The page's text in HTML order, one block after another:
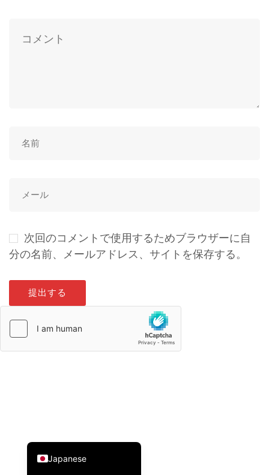
次回のコメントで使用するためブラウザーに自
分の名前、メールアドレス、サイトを保存する。
Japanese
French
Russian
Italian